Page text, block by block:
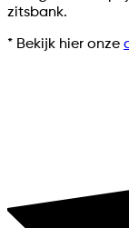
zitsbank.
* Bekijk hier onze